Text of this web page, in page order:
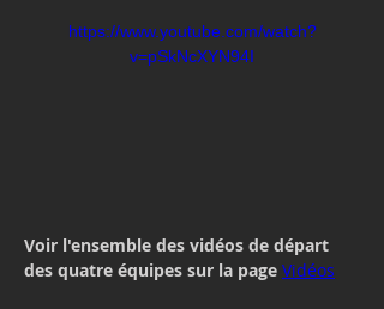
https://www.youtube.com/watch?
v=pSkNcXYN94I
Voir l'ensemble des vidéos de départ
des quatre équipes sur la page Vidéos